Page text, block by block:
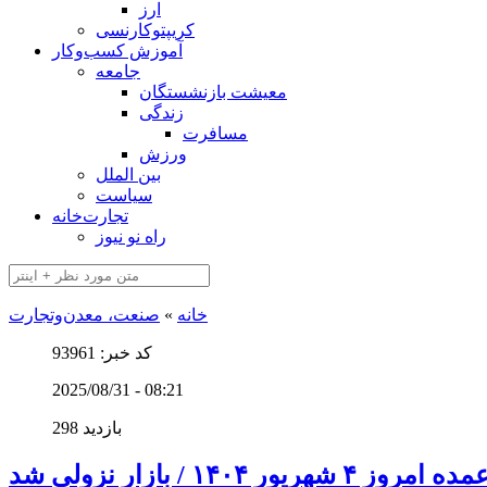
ارز
کریپتوکارنسی
آموزش کسب‌وکار
جامعه
معیشت بازنشستگان
زندگی
مسافرت
ورزش
بین الملل
سیاست
تجارت‌خانه
راه نو نیوز
خانه » صنعت، معدن‌و‌تجارت
کد خبر: 93961
2025/08/31 - 08:21
298 بازدید
۱۴۰۴ / بازار نزولی شد